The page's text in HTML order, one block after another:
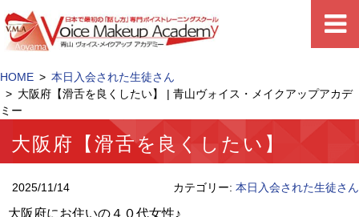
HOME
本日入会された生徒さん
大阪府【滑舌を良くしたい】 | 青山ヴォイス・メイクアップアカデ
ミー
大阪府【滑舌を良くしたい】
2025/11/14 カテゴリー: 本日入会された生徒さん
大阪府にお住いの４０代女性♪